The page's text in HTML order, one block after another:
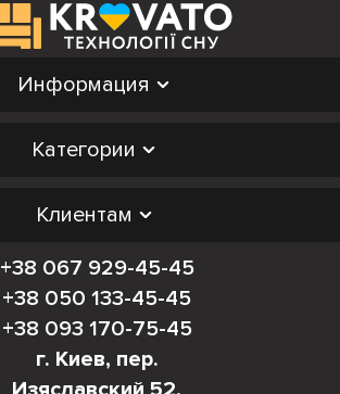
Информация
Категории
Клиентам
+38 067 929-45-45
+38 050 133-45-45
+38 093 170-75-45
г. Киев, пер.